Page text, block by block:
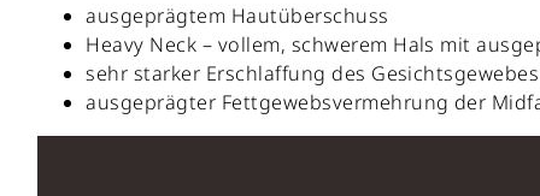
ausgeprägtem Hautüberschuss
Heavy Neck – vollem, schwerem Hals mit
sehr starker Erschlaffung des Gesichtsgewebes
ausgeprägter Fettgewebsvermehrung der